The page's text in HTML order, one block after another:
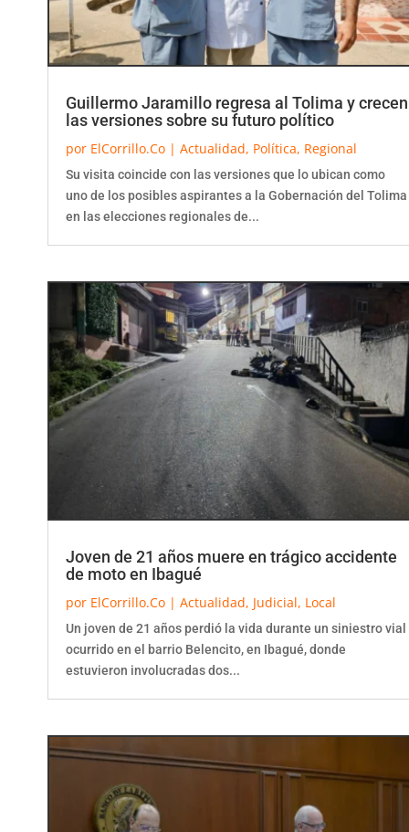
Guillermo Jaramillo regresa al Tolima y crecen
las versiones sobre su futuro político
por ElCorrillo.Co | Actualidad, Política, Regional
Su visita coincide con las versiones que lo ubican como
uno de los posibles aspirantes a la Gobernación del Tolima
en las elecciones regionales de...
Joven de 21 años muere en trágico accidente
de moto en Ibagué
por ElCorrillo.Co | Actualidad, Judicial, Local
Un joven de 21 años perdió la vida durante un siniestro vial
ocurrido en el barrio Belencito, en Ibagué, donde
estuvieron involucradas dos...